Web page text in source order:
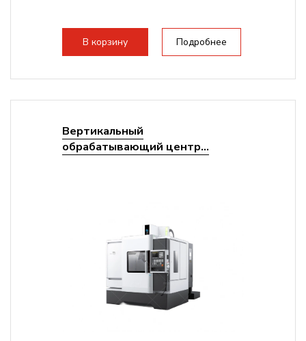
В корзину Подробнее
Вертикальный
обрабатывающий центр...